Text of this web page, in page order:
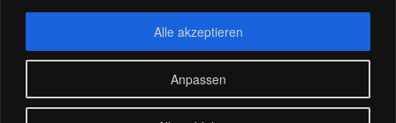
Anpassen
Alle akzeptieren
adminunterNews
Permalink.
Stolz präsentiert von WordPress